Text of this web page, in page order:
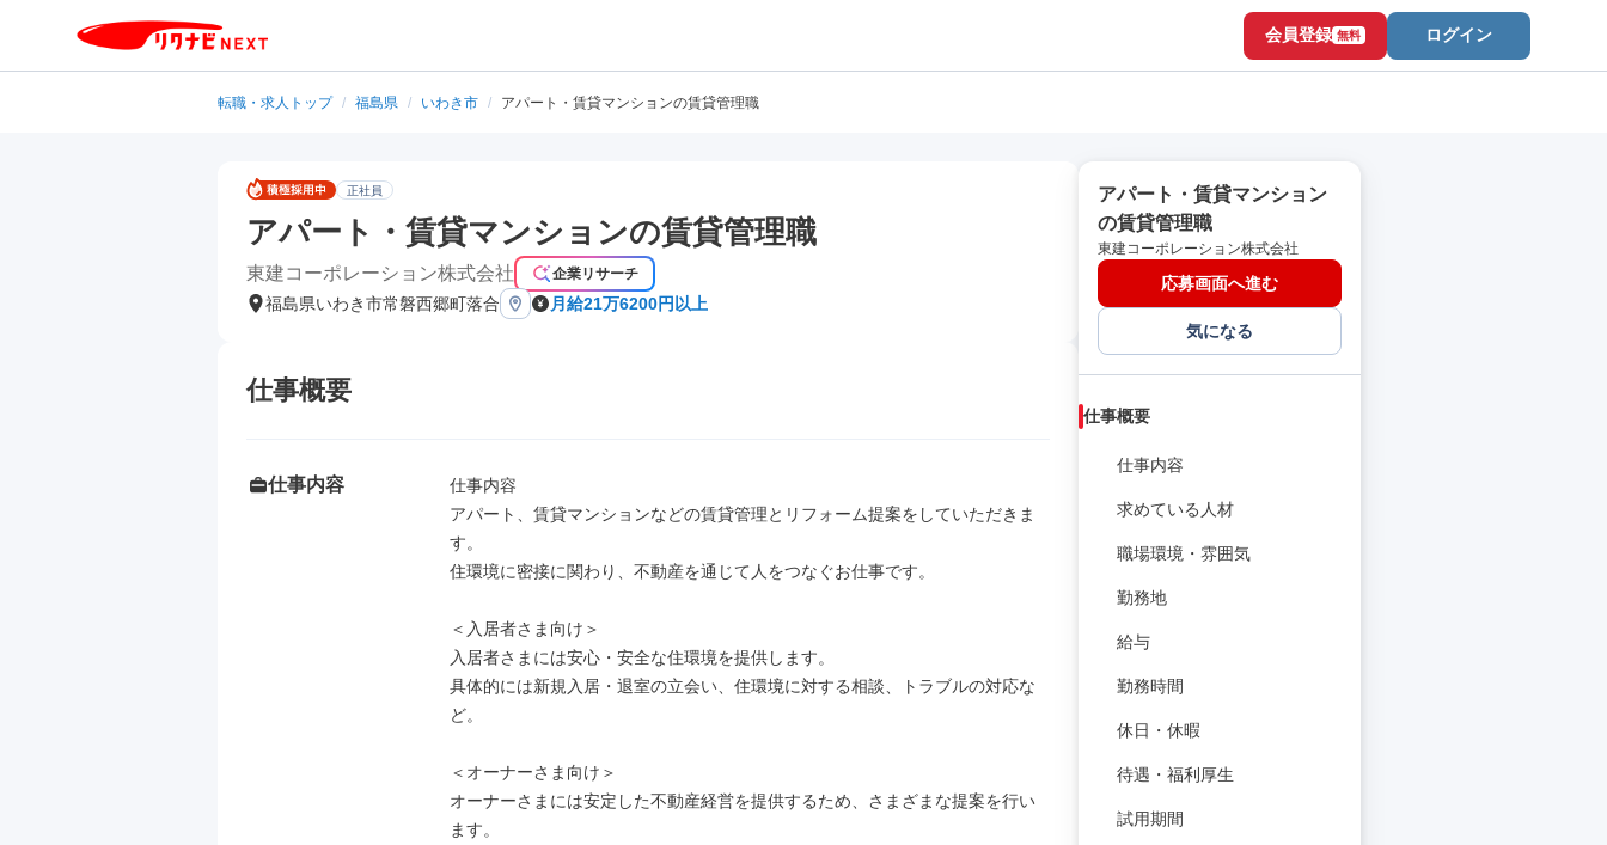
会員登録 無料 ログイン
転職・求人トップ / 福島県 / いわき市 / アパート・賃貸マンションの賃貸管理職
正社員
アパート・賃貸マンションの賃貸管理職
東建コーポレーション株式会社 企業リサーチ
福島県いわき市常磐西郷町落合 月給21万6200円以上
仕事概要
仕事内容
仕事内容
アパート、賃貸マンションなどの賃貸管理とリフォーム提案をしていただきま
す。
住環境に密接に関わり、不動産を通じて人をつなぐお仕事です。
＜入居者さま向け＞
入居者さまには安心・安全な住環境を提供します。
具体的には新規入居・退室の立会い、住環境に対する相談、トラブルの対応な
ど。
＜オーナーさま向け＞
オーナーさまには安定した不動産経営を提供するため、さまざまな提案を行い
ます。
アパート・賃貸マンション
の賃貸管理職
東建コーポレーション株式会社
応募画面へ進む
気になる
仕事概要
仕事内容
求めている人材
職場環境・雰囲気
勤務地
給与
勤務時間
休日・休暇
待遇・福利厚生
試用期間